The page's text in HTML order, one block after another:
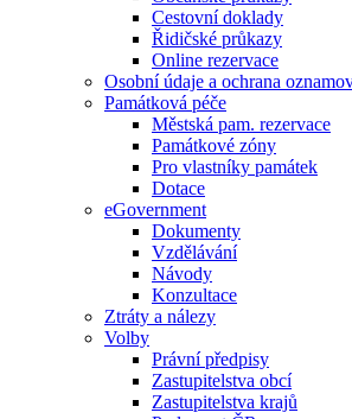
Cestovní doklady
Řidičské průkazy
Online rezervace
Osobní údaje a ochrana
Památková péče
Městská pam. rezervace
Památkové zóny
Pro vlastníky památek
Dotace
eGovernment
Dokumenty
Vzdělávání
Návody
Konzultace
Ztráty a nálezy
Volby
Právní předpisy
Zastupitelstva obcí
Zastupitelstva krajů